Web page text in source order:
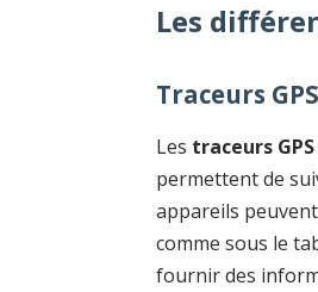
Les
Traceurs GPS
Les traceurs GPS
permettent de
appareils
comme sous le
fournir des